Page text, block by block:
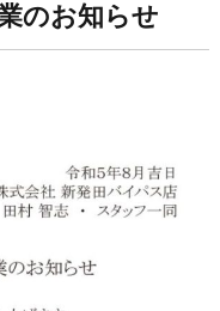
のお知らせ